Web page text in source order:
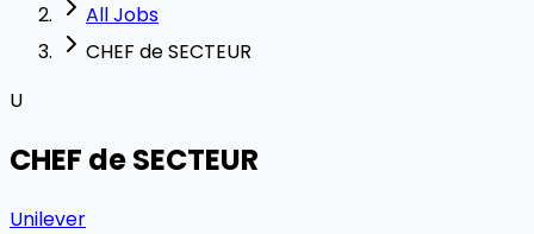
All Jobs
CHEF de SECTEUR
U
CHEF de SECTEUR
Unilever